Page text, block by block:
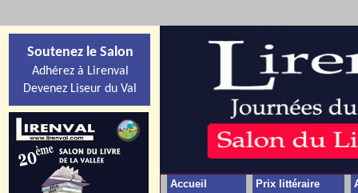
Accueil Prix littéraire
Soutenez le Salon
Adhérez à Lirenval
Devenez Liseur du Val